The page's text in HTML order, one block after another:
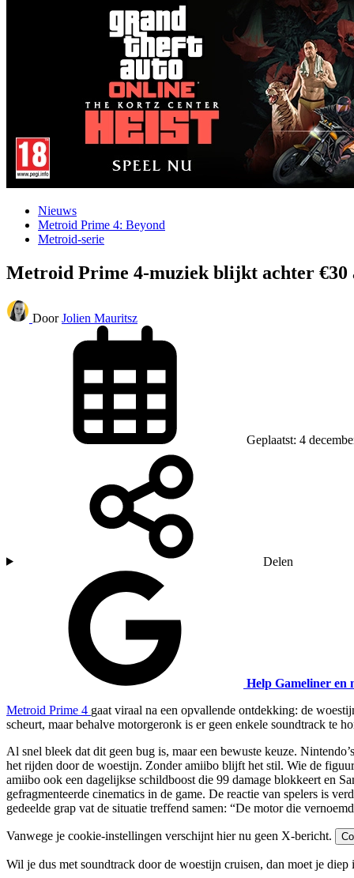
Nieuws
Metroid Prime 4: Beyond
Metroid-serie
Metroid Prime 4-muziek blijkt achter €30
Door Jolien Mauritsz
Geplaatst: 4
Delen
Help Gameliner en
Metroid Prime 4 gaat viraal na een opvallende ontdekking: de
scheurt, maar behalve motorgeronk is er geen enkele soundtrack te
Al snel bleek dat dit geen bug is, maar een bewuste keuze.
het rijden door de woestijn. Zonder amiibo blijft het stil. Wie de
amiibo ook een dagelijkse schildboost die 99 damage blokkeert en
gefragmenteerde cinematics in de game. De reactie van spelers is
gedeelde grap vat de situatie treffend samen: “De motor die
Vanwege je cookie-instellingen verschijnt hier nu geen X-bericht.
Wil je dus met soundtrack door de woestijn cruisen, dan moet je